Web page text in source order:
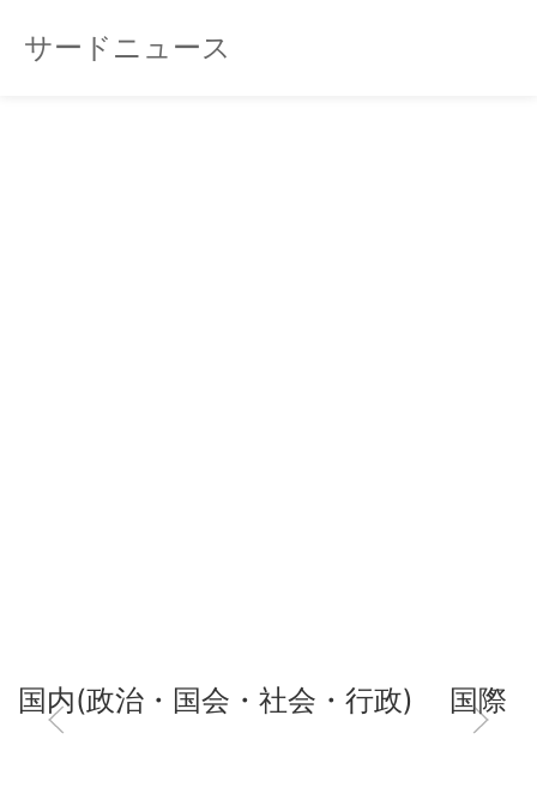
サードニュース
国内(政治・国会・社会・行政) 国際